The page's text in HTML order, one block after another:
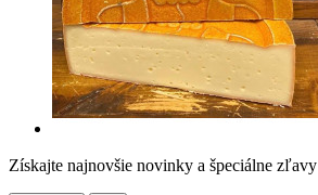
Získajte najnovšie novinky a špeciálne zľavy